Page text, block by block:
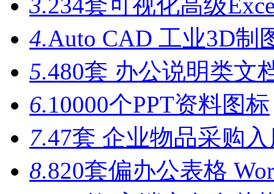
4.Auto CAD 工业3D制
5.480套 办公说明类文
6.10000个PPT资料图标
7.47套 企业物品采购
8.820套偏办公表格